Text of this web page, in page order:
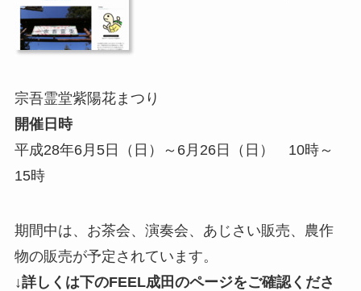
宗吾霊堂紫陽花まつり
開催日時
平成28年6月5日（日）～6月26日（日） 10時～
15時
期間中は、お茶会、演奏会、あじさい販売、農作
物の販売が予定されています。
↓詳しくは下のFEEL成田のページをご確認くださ